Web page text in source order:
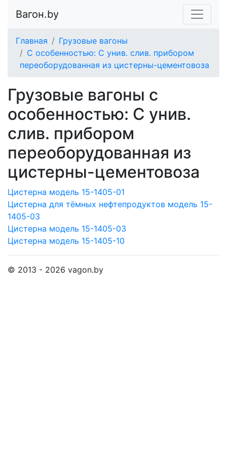
Вагон.by
Главная
Грузовые вагоны
С особенностью: С унив. слив. прибором
переоборудованная из цистерны-цементовоза
Грузовые вагоны с
особенностью: С унив.
слив. прибором
переоборудованная из
цистерны-цементовоза
Цистерна модель 15-1405-01
Цистерна для тёмных нефтепродуктов модель 15-
1405-03
Цистерна модель 15-1405-03
Цистерна модель 15-1405-10
© 2013 - 2026 vagon.by